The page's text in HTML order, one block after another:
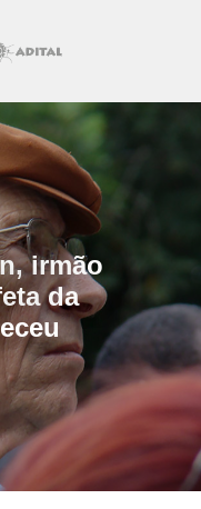
irmão
da